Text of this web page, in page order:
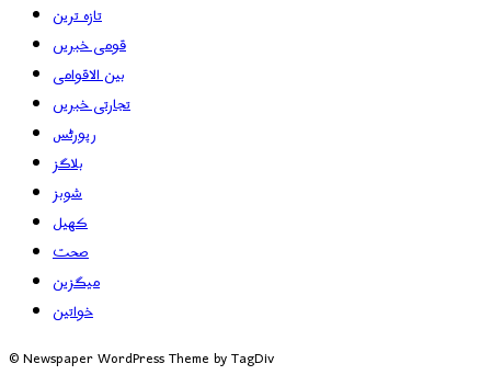
تازہ ترین
قومی خبریں
بین الاقوامی
تجارتی خبریں
رپورٹس
بلاگز
شوبز
کھیل
صحت
میگزین
خواتین
© Newspaper WordPress Theme by TagDiv